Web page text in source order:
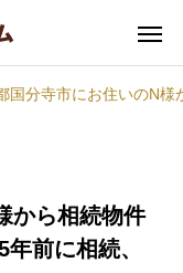
国分寺市にお住いのN
から相続物件
前に相続、